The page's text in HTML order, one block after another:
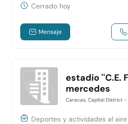
Cerrado hoy
Mensaje
estadio ''C.E.
mercedes
Caracas, Capital District -
Deportes y actividades al